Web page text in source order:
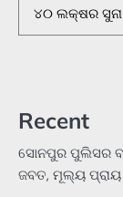
୪୦ ଲକ୍ଷର
Recent
ସୋନପୁର ପୁଲିସର
ଜବତ, ମୂଲ୍ୟ